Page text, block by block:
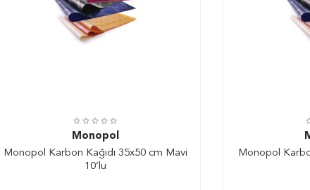
Monopol
Monopol Karbon Kağıdı 35x50 cm Mavi
10’lu
Monopol